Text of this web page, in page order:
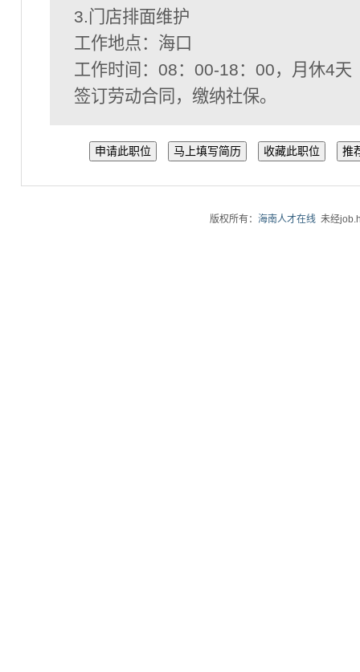
3.门店排面维护
工作地点：海口
工作时间：08：00-18：00，月休4天
签订劳动合同，缴纳社保。
申请此职位 马上填写简历 收藏此职位 推
版权所有： 海南人才在线 未经